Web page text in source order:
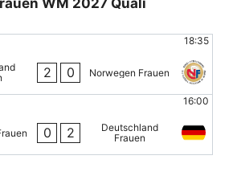
18:35
2 0 Norwegen Frauen
16:00
0 2
Deutschland
Frauen